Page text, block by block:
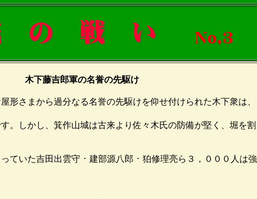
の先駆け
まから過分なる名誉の先駆けを仰せ付けられた木下衆は、
しかし、箕作山城は古来より佐々木氏の防備が堅く、堀を割
いた吉田出雲守 ･ 建部源八郎 ･ 狛修理亮ら３，０００人は強